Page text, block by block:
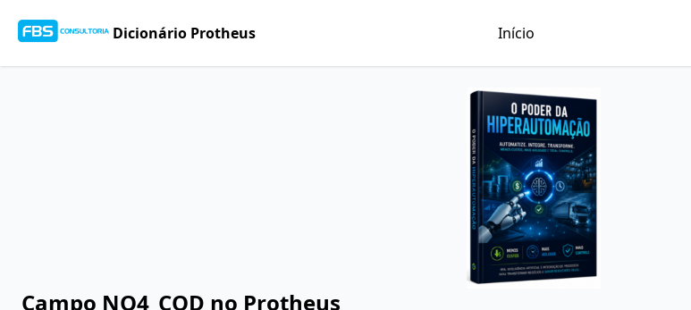
Dicionário Protheus Início
Campo NQ4_COD no Protheus